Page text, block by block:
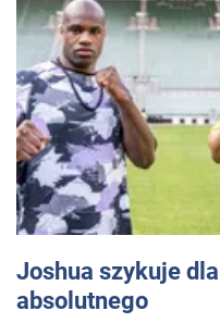
Joshua szykuje
absolutnego